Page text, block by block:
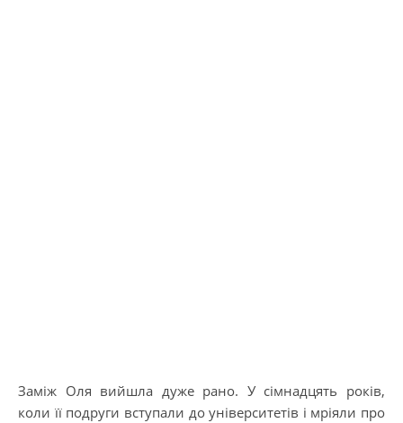
Заміж Оля вийшла дуже рано. У сімнадцять років,
коли її подруги вступали до університетів і мріяли про